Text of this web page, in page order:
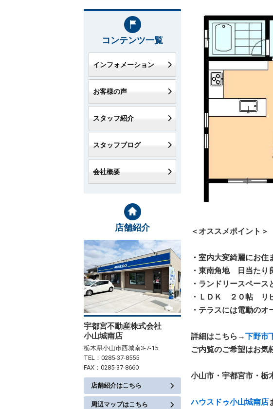
＜オススメポイント＞
・室内大変綺麗にお住
・東南角地 日当たり
・ランドリースペース
・ＬＤＫ ２０帖 リ
・テラスには電動の
詳細はこちら→下野市
ご内覧のご希望はお気
小山市・宇都宮市・栃
ハウスドゥ小山城南店
コンテンツ一覧
インフォメーション
お客様の声
スタッフ紹介
スタッフブログ
会社概要
店舗紹介
宇都宮不動産株式会社
小山城南店
栃木県小山市西城南3-7-15
TEL：0285-37-8555
FAX：0285-37-8660
店舗紹介はこちら
周辺マップはこちら